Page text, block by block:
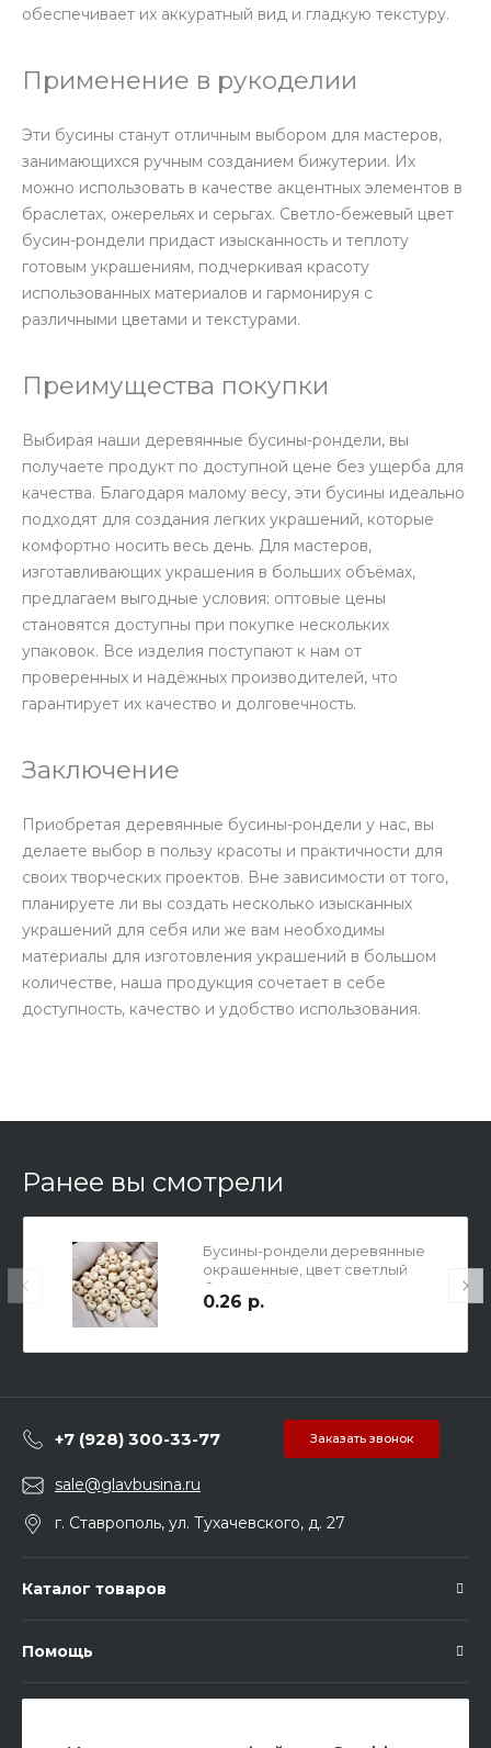
обеспечивает их аккуратный вид и гладкую текстуру.
Применение в рукоделии
Эти бусины станут отличным выбором для мастеров,
занимающихся ручным созданием бижутерии. Их
можно использовать в качестве акцентных элементов в
браслетах, ожерельях и серьгах. Светло-бежевый цвет
бусин-рондели придаст изысканность и теплоту
готовым украшениям, подчеркивая красоту
использованных материалов и гармонируя с
различными цветами и текстурами.
Преимущества покупки
Выбирая наши деревянные бусины-рондели, вы
получаете продукт по доступной цене без ущерба для
качества. Благодаря малому весу, эти бусины идеально
подходят для создания легких украшений, которые
комфортно носить весь день. Для мастеров,
изготавливающих украшения в больших объёмах,
предлагаем выгодные условия: оптовые цены
становятся доступны при покупке нескольких
упаковок. Все изделия поступают к нам от
проверенных и надёжных производителей, что
гарантирует их качество и долговечность.
Заключение
Приобретая деревянные бусины-рондели у нас, вы
делаете выбор в пользу красоты и практичности для
своих творческих проектов. Вне зависимости от того,
планируете ли вы создать несколько изысканных
украшений для себя или же вам необходимы
материалы для изготовления украшений в большом
количестве, наша продукция сочетает в себе
доступность, качество и удобство использования.
Ранее вы смотрели
Бусины-рондели деревянные
окрашенные, цвет светлый
бежевый, р-р 7х5мм, отв-е
1.9мм.
0.26 р.
+7 (928) 300-33-77 Заказать звонок
sale@glavbusina.ru
г. Ставрополь, ул. Тухачевского, д. 27
Каталог товаров
Помощь